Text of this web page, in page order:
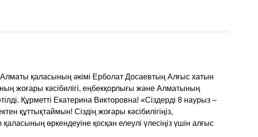
қаласының әкімі Ерболат Досаевтың Алғыс хатын
жоғары кәсібилігі, еңбекқорлығы және Алматының
Құрметті Екатерина Викторовна! «Сіздерді 8 наурыз –
құттықтаймын! Сіздің жоғары кәсібилігіңіз,
өркендеуіне қосқан елеулі үлесіңіз үшін алғыс